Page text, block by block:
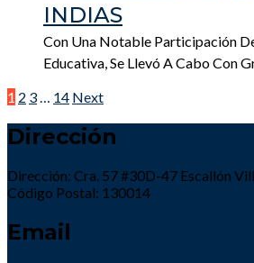
INDIAS
Con Una Notable Participación
Educativa, Se Llevó A Cabo Con
Paginación
de
entradas
1 2 3 14 Next
Dirección
Dirección: Cra. 57 #30D-47 Escallón
Código Postal: 130014
Email